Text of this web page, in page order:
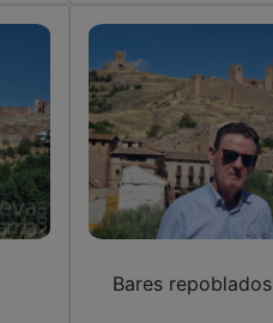
Bares repoblados